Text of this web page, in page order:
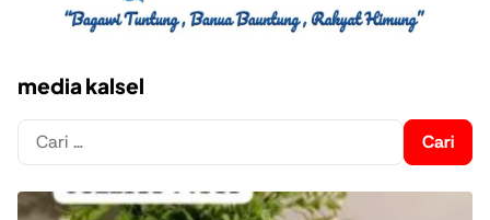
media kalsel
Cari
untuk: